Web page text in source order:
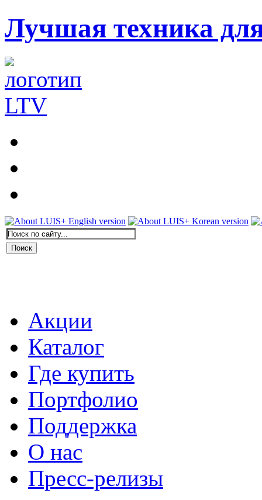
Лучшая техника
Акции
Каталог
Где купить
Портфолио
Поддержка
О нас
Пресс-релизы